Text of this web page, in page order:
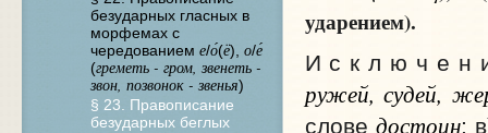
безударных гласных в
морфемах с
чередованием е/о́(ё), о/е́
(греметь - гром, звенеть -
звон, позвонок - звенья)
§ 23. Правописание
безударных беглых
ударением).
И с к л ю ч е н
ружей, судей,
слове достоин;